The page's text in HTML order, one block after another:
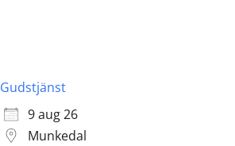
Gudstjänst
9 aug 26
Munkedal